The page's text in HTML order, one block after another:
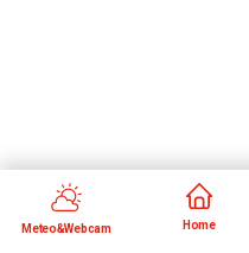
Meteo&Webcam Home